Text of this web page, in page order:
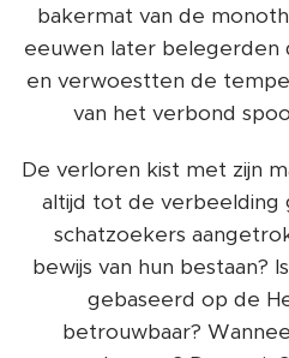
bakermat van de
eeuwen later belegerden
en verwoestten de
van het verbond
De verloren kist met zijn
altijd tot de verbeelding
schatzoekers
bewijs van hun bestaan?
gebaseerd op de
betrouwbaar?